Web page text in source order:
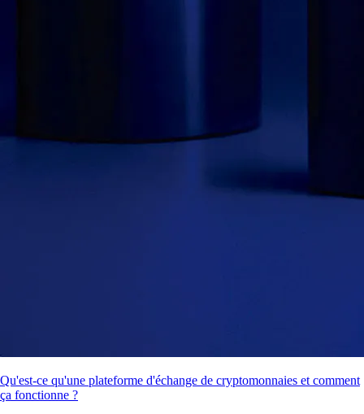
Qu'est-ce qu'une plateforme d'échange de cryptomonnaies et comment
ça fonctionne ?